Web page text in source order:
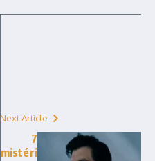
Next Article
7
mistéri